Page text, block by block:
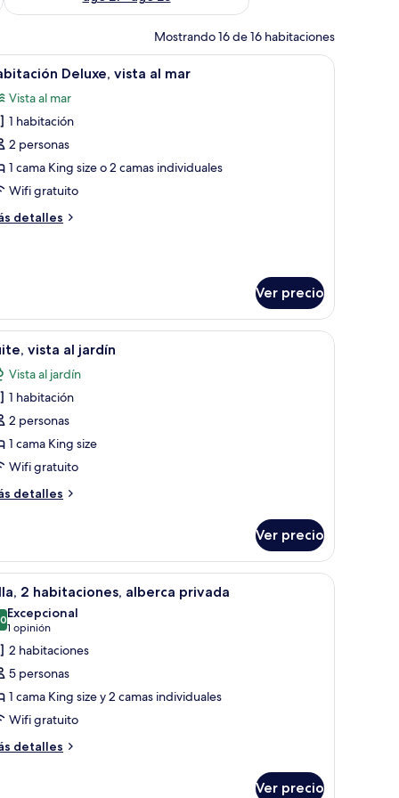
Mostrando 16 de 16 habitaciones
un balcón con vista al mar, una mesita con una lámpara y una silla.
Habitación de hotel con una cama grande,
5 Deluxe, vista al mar
Vista al mar
1 habitación
2 personas
1 cama King size o 2 camas individuales
Wifi gratuito
detalles
Ver precio
una mesita redonda con un florero, un cuadro en la pared y un
Una sala moderna con un sofá color beige,
5 vista al jardín
Vista al jardín
1 habitación
2 personas
1 cama King size
Wifi gratuito
detalles
Ver precio
de centro y un ventanal con vistas a la playa.Habitación de hotel con una cama grande,
7 2 habitaciones, alberca privada
de 10
Excepcional
1 opinión
(1
opinión)
2 habitaciones
5 personas
1 cama King size y 2 camas individuales
Wifi gratuito
detalles
Ver precio